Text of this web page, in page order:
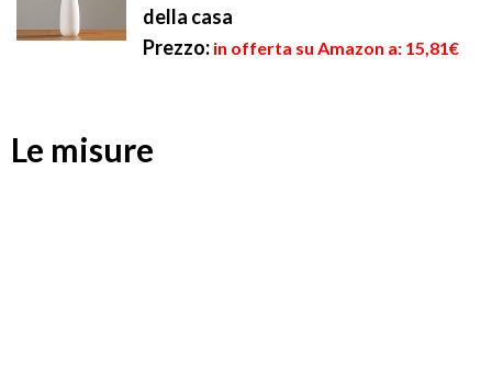
della casa
Prezzo: in offerta su Amazon a: 15,81€
Le misure